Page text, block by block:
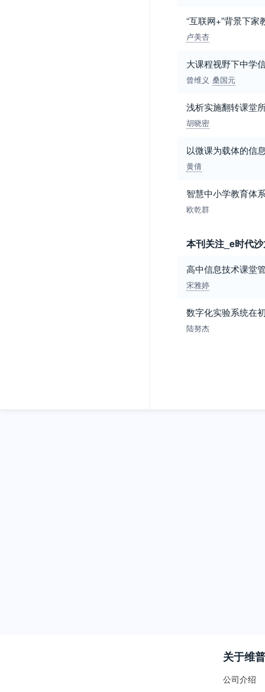
“互联网+”背景下
卢美杏
大课程视野下中学
曾维义 桑国元
浅析实施翻转课堂
胡晓密
以微课为载体的信
黄倩
智慧中小学教育体
欧乾群
本刊关注_e时代
高中信息技术课堂
宋雅婷
数字化实验系统在
陆努杰
关于维普
公司介绍